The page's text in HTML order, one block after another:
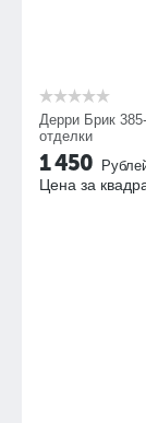
Дерри Брик
отделки
1 450
Цена за